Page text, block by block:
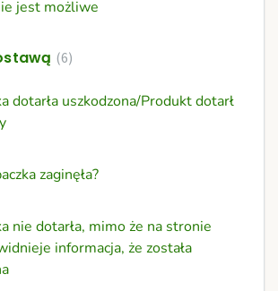
jest możliwe
6
dotarła uszkodzona/Produkt dotarł
zaginęła?
nie dotarła, mimo że na stronie
informacja, że została